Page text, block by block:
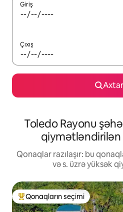
Giriş
Çıxış
Toledo Rayonu
Qonaqlar razılaşır: bu
və s. üzrə yüksək
Populyar "Qonaqların seçimi"
Qonaqların seçimi